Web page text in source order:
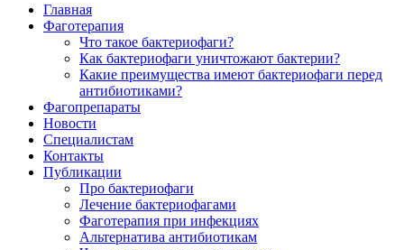
Главная
Фаготерапия
Что такое бактериофаги?
Как бактериофаги уничтожают бактерии?
Какие преимущества имеют бактериофаги перед
антибиотиками?
Фагопрепараты
Новости
Специалистам
Контакты
Публикации
Про бактериофаги
Лечение бактериофагами
Фаготерапия при инфекциях
Альтернатива антибиотикам